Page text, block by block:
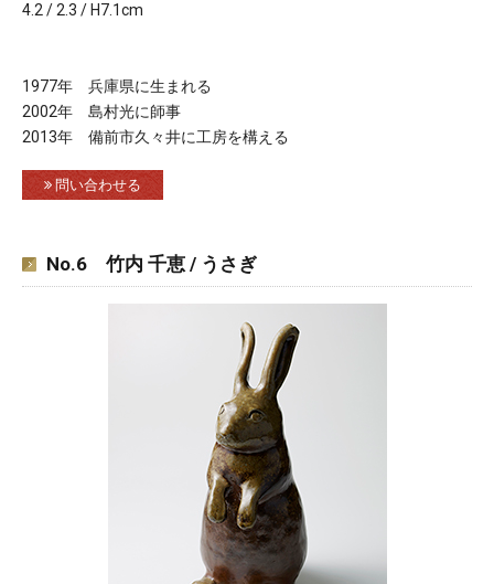
4.2 / 2.3 / H7.1cm
1977年 兵庫県に生まれる
2002年 島村光に師事
2013年 備前市久々井に工房を構える
問い合わせる
No.6 竹内 千恵 / うさぎ